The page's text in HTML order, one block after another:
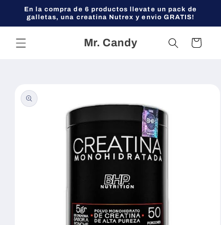
directamente
al contenido
En la compra de 6 productos llevate un pack de
galletas, una creatina Nutrex y envio GRATIS!
Mr. Candy Carrito
información